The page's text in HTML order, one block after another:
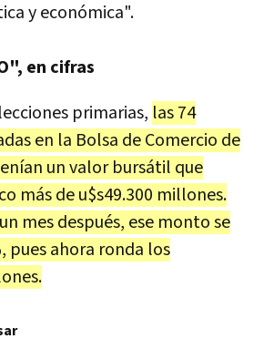
y económica".
en cifras
primarias, las 74
en la Bolsa de Comercio de
un valor bursátil que
más de u$s49.300 millones.
mes después, ese monto se
pues ahora ronda los